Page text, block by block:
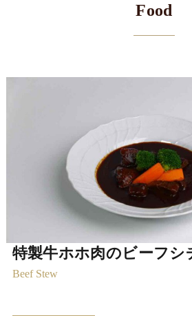
Food
特製牛ホホ肉のビーフシ
Beef Stew